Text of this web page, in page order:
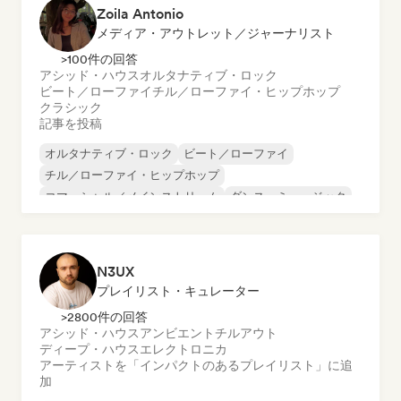
Zoila Antonio
メディア・アウトレット／ジャーナリスト
>100件の回答
アシッド・ハウスオルタナティブ・ロック
ビート／ローファイチル／ローファイ・ヒップホップ
クラシック
記事を投稿
オルタナティブ・ロック
ビート／ローファイ
チル／ローファイ・ヒップホップ
コマーシャル／メインストリーム
ダンス・ミュージック
N3UX
プレイリスト・キュレーター
>2800件の回答
アシッド・ハウスアンビエント チルアウト
ディープ・ハウスエレクトロニカ
アーティストを「インパクトのあるプレイリスト」に追
加